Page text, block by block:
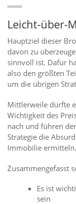
Leicht-über-
Hauptziel dieser
davon zu
sinnvoll ist. Dafür
also den größten
um die übrigen
Mittlerweile dürfte
Wichtigkeit des
nach und führen
Strategie die
Immobilie ermitteln.
Zusammengefasst
Es ist
sein